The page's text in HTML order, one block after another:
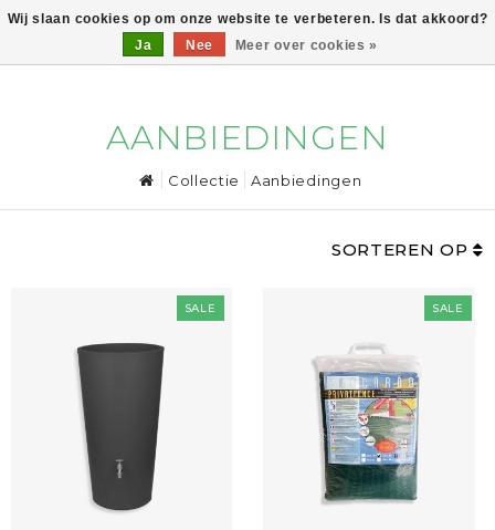
0
AANBIEDINGEN
Collectie Aanbiedingen
SORTEREN OP
SALE SALE
Wij slaan cookies op om onze website te verbeteren. Is dat akkoord?
Ja
Nee Meer over cookies »